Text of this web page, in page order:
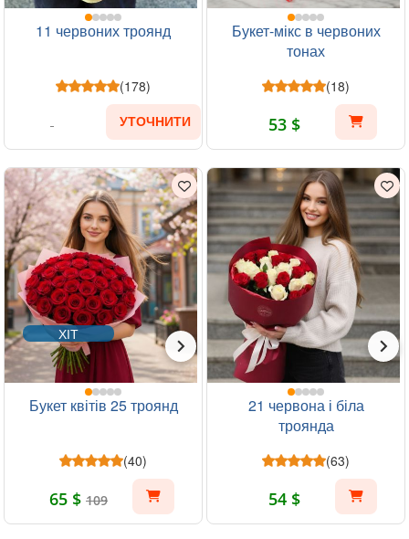
11 червоних троянд
(178)
УТОЧНИТИ
Букет-мікс в червоних
тонах
(18)
53 $
ХІТ
Букет квітів 25 троянд
(40)
65 $ 109
21 червона і біла
троянда
(63)
54 $